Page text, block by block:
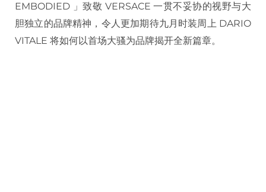
EMBODIED 」致敬 VERSACE 一贯不妥协的视野与大
胆独立的品牌精神，令人更加期待九月时装周上 DARIO
VITALE 将如何以首场大骚为品牌揭开全新篇章。